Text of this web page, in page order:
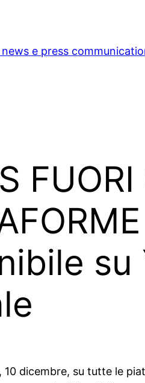
e press
10 dicembre, su tutte le